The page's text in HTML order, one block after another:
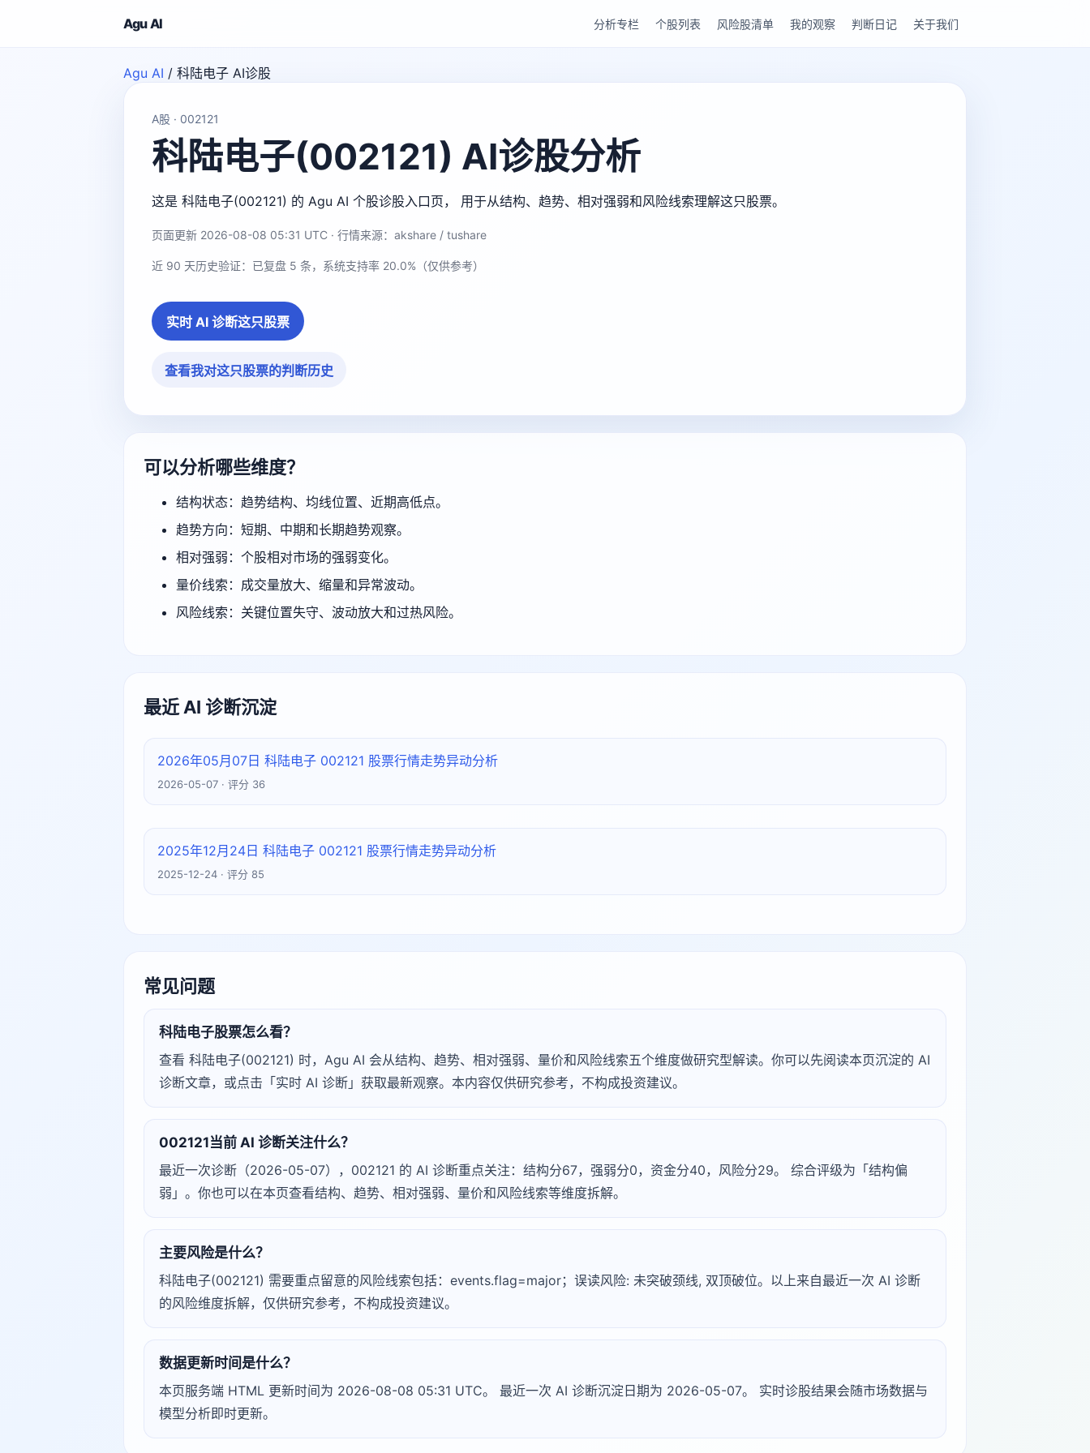
Agu AI 分析专栏 个股列表 风险股清单 我的观察 判断日记 关于我们
Agu AI / 科陆电子 AI诊股
A股 · 002121
科陆电子(002121) AI诊股分析
这是 科陆电子(002121) 的 Agu AI 个股诊股入口页， 用于从结构、趋势、相对强弱和风险线索理解这只股票。
页面更新 2026-08-08 05:31 UTC · 行情来源：akshare / tushare
近 90 天历史验证：已复盘 5 条，系统支持率 20.0%（仅供参考）
实时 AI 诊断这只股票
查看我对这只股票的判断历史
可以分析哪些维度？
结构状态：趋势结构、均线位置、近期高低点。
趋势方向：短期、中期和长期趋势观察。
相对强弱：个股相对市场的强弱变化。
量价线索：成交量放大、缩量和异常波动。
风险线索：关键位置失守、波动放大和过热风险。
最近 AI 诊断沉淀
2026年05月07日 科陆电子 002121 股票行情走势异动分析
2026-05-07 · 评分 36
2025年12月24日 科陆电子 002121 股票行情走势异动分析
2025-12-24 · 评分 85
常见问题
科陆电子股票怎么看？
查看 科陆电子(002121) 时，Agu AI 会从结构、趋势、相对强弱、量价和风险线索五个维度做研究型解读。你可以先阅读本页沉淀的 AI
诊断文章，或点击「实时 AI 诊断」获取最新观察。本内容仅供研究参考，不构成投资建议。
002121当前 AI 诊断关注什么？
最近一次诊断（2026-05-07），002121 的 AI 诊断重点关注：结构分67，强弱分0，资金分40，风险分29。 综合评级为「结构偏
弱」。你也可以在本页查看结构、趋势、相对强弱、量价和风险线索等维度拆解。
主要风险是什么？
科陆电子(002121) 需要重点留意的风险线索包括：events.flag=major；误读风险: 未突破颈线, 双顶破位。以上来自最近一次 AI 诊断
的风险维度拆解，仅供研究参考，不构成投资建议。
数据更新时间是什么？
本页服务端 HTML 更新时间为 2026-08-08 05:31 UTC。 最近一次 AI 诊断沉淀日期为 2026-05-07。 实时诊股结果会随市场数据与
模型分析即时更新。